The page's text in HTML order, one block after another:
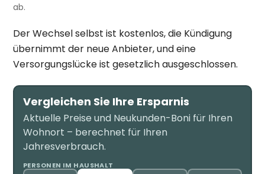
ab.
Der Wechsel selbst ist kostenlos, die Kündigung
übernimmt der neue Anbieter, und eine
Versorgungslücke ist gesetzlich ausgeschlossen.
Vergleichen Sie Ihre Ersparnis
Aktuelle Preise und Neukunden-Boni für Ihren
Wohnort – berechnet für Ihren
Jahresverbrauch.
PERSONEN IM HAUSHALT